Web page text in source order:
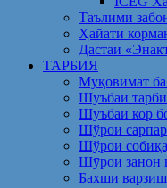
Таълими
Ҳайати
Дастаи
ТАРБИЯ
Муқовимат
Шуъбаи
Шӯъбаи кор
Шўрои
Шўрои
Шӯрои занон
Бахши варзиш